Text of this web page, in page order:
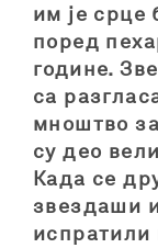
им је срце
поред
године.
са
мноштво
су део
Када се
звездаши